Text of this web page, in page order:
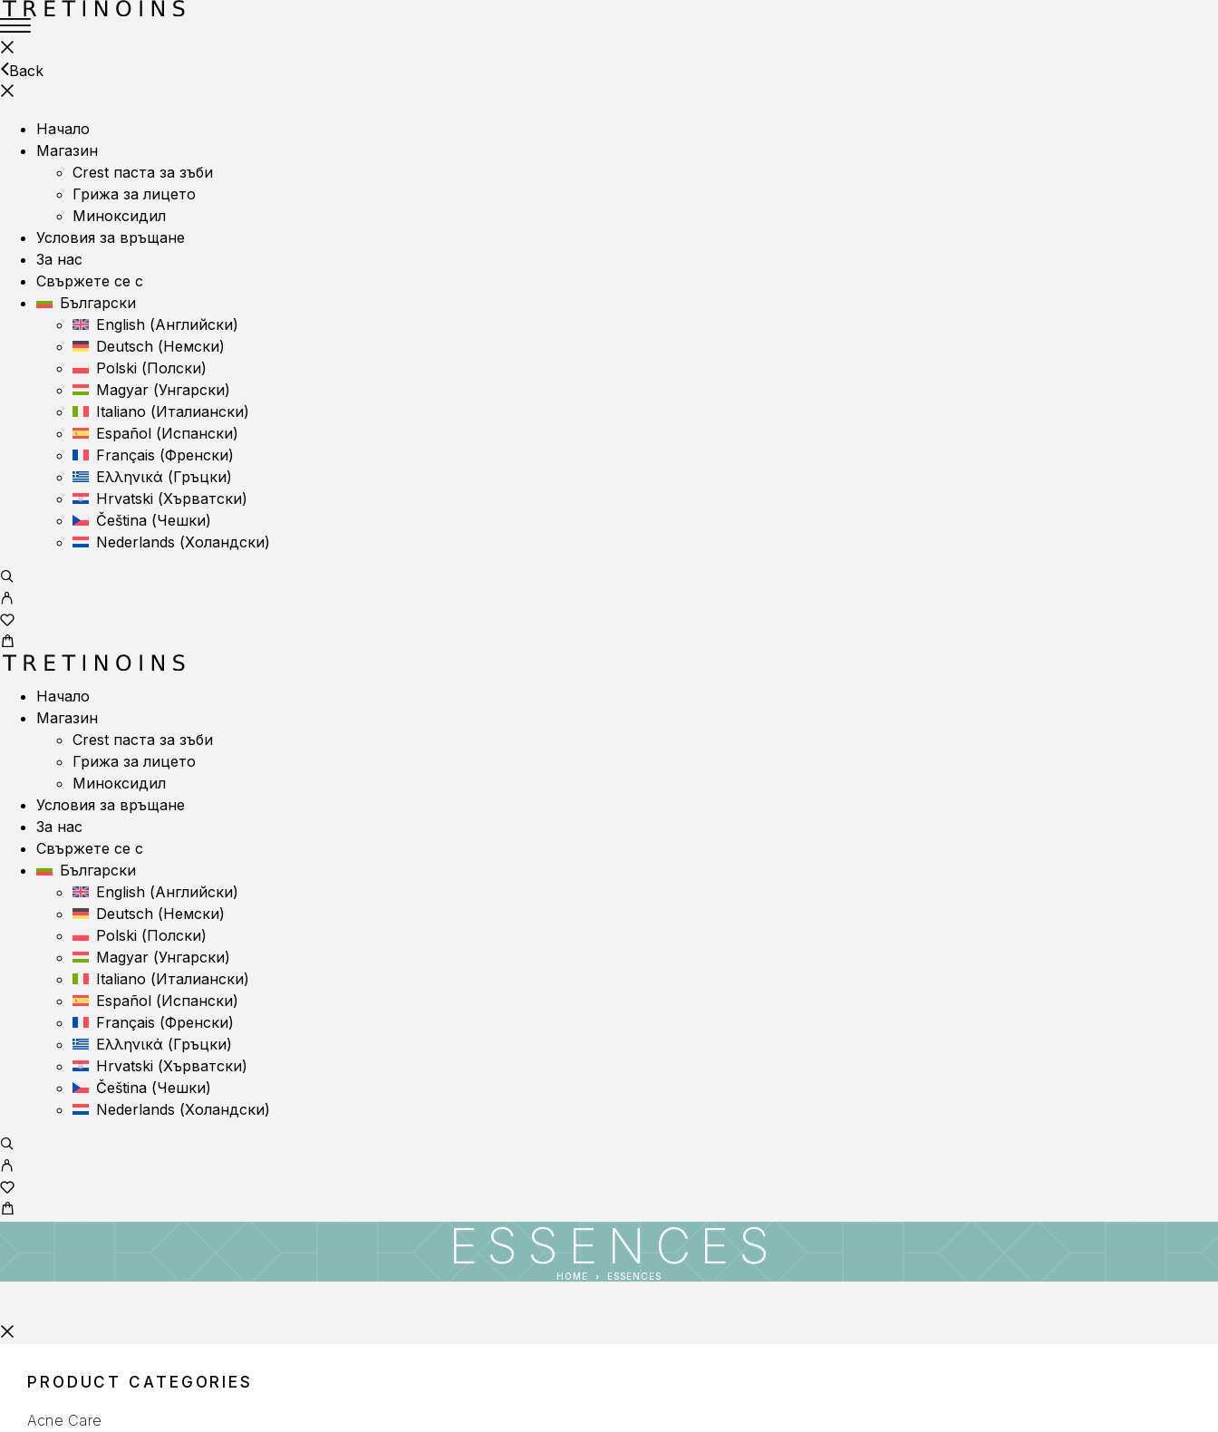
Back
Начало
Магазин
Crest паста за зъби
Грижа за лицето
Миноксидил
Условия за връщане
За нас
Свържете се с
Български
English (Английски)
Deutsch (Немски)
Polski (Полски)
Magyar (Унгарски)
Italiano (Италиански)
Español (Испански)
Français (Френски)
Ελληνικά (Гръцки)
Hrvatski (Хърватски)
Čeština (Чешки)
Nederlands (Холандски)
Начало
Магазин
Crest паста за зъби
Грижа за лицето
Миноксидил
Условия за връщане
За нас
Свържете се с
Български
English (Английски)
Deutsch (Немски)
Polski (Полски)
Magyar (Унгарски)
Italiano (Италиански)
Español (Испански)
Français (Френски)
Ελληνικά (Гръцки)
Hrvatski (Хърватски)
Čeština (Чешки)
Nederlands (Холандски)
ESSENCES
HOME ESSENCES
PRODUCT CATEGORIES
Acne Care